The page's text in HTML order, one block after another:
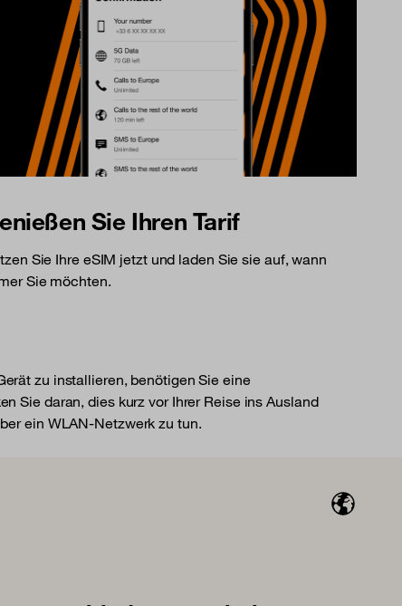
Sie Ihren Tarif
Sie Ihre eSIM jetzt und laden Sie sie auf, wann
Sie möchten.
zu installieren, benötigen Sie eine
Sie daran, dies kurz vor Ihrer Reise ins Ausland
ein WLAN-Netzwerk zu tun.